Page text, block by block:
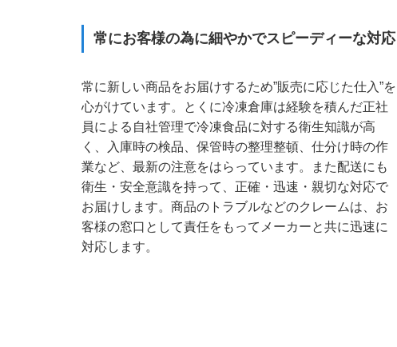
常にお客様の為に細やかでスピーディーな対応
常に新しい商品をお届けするため”販売に応じた仕入”を
心がけています。とくに冷凍倉庫は経験を積んだ正社
員による自社管理で冷凍食品に対する衛生知識が高
く、入庫時の検品、保管時の整理整頓、仕分け時の作
業など、最新の注意をはらっています。また配送にも
衛生・安全意識を持って、正確・迅速・親切な対応で
お届けします。商品のトラブルなどのクレームは、お
客様の窓口として責任をもってメーカーと共に迅速に
対応します。